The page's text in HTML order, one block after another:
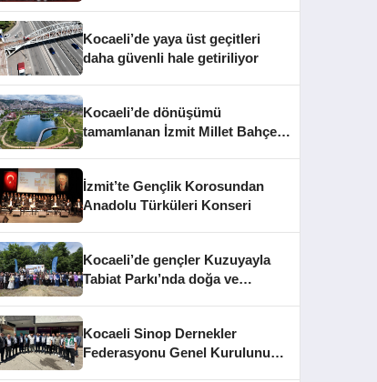
Kocaeli’de yaya üst geçitleri
daha güvenli hale getiriliyor
Kocaeli’de dönüşümü
tamamlanan İzmit Millet Bahçesi
İzmit’te Gençlik Korosundan
Anadolu Türküleri Konseri
Kocaeli’de gençler Kuzuyayla
Tabiat Parkı’nda doğa ve
Kocaeli Sinop Dernekler
Federasyonu Genel Kurulunu